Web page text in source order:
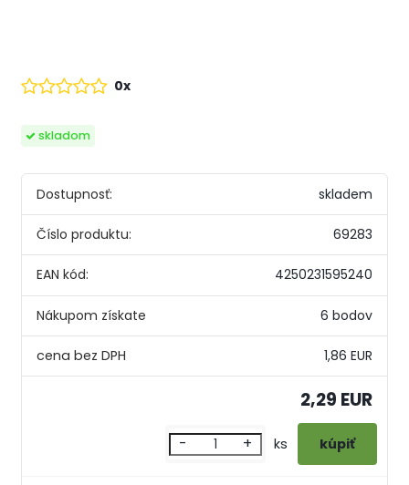
skladom
0x
Dostupnosť: skladem
Číslo produktu: 69283
EAN kód: 4250231595240
Nákupom získate 6 bodov
1,86 EUR
2,29 EUR
- + ks